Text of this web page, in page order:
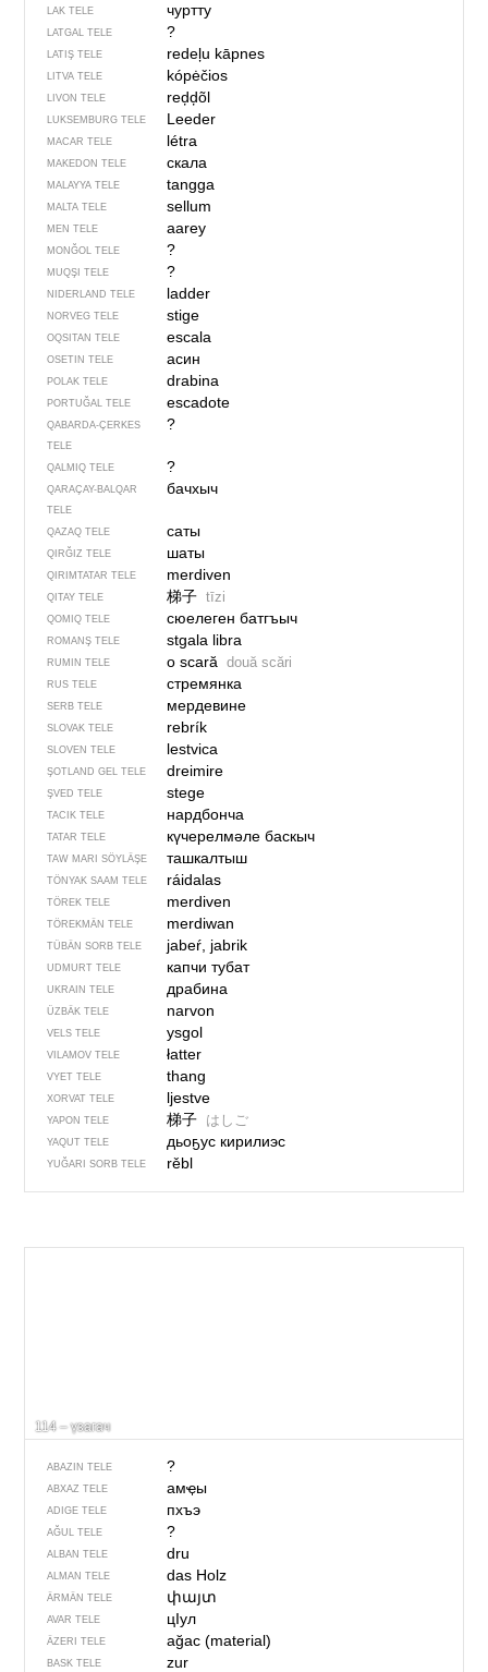
LAK TELE чуртту
LATGAL TELE ?
LATIŞ TELE redeļu kāpnes
LITVA TELE kópėčios
LIVON TELE reḑḑõl
LUKSEMBURG TELE Leeder
MACAR TELE létra
MAKEDON TELE скала
MALAYYA TELE tangga
MALTA TELE sellum
MEN TELE aarey
MONĞOL TELE ?
MUQŞI TELE ?
NIDERLAND TELE ladder
NORVEG TELE stige
OQSITAN TELE escala
OSETIN TELE асин
POLAK TELE drabina
PORTUĞAL TELE escadote
QABARDA-ÇERKES
TELE
?
QALMIQ TELE ?
QARAÇAY-BALQAR
TELE
бачхыч
QAZAQ TELE саты
QIRĞIZ TELE шаты
QIRIMTATAR TELE merdiven
QITAY TELE 梯子 tīzi
QOMIQ TELE сюелеген батгъыч
ROMANŞ TELE stgala libra
RUMIN TELE o scară două scări
RUS TELE стремянка
SERB TELE мердевине
SLOVAK TELE rebrík
SLOVEN TELE lestvica
ŞOTLAND GEL TELE dreimire
ŞVED TELE stege
TACIK TELE нардбонча
TATAR TELE күчерелмәле баскыч
TAW MARI SÖYLÄŞE ташкалтыш
TÖNYAK SAAM TELE ráidalas
TÖREK TELE merdiven
TÖREKMÄN TELE merdiwan
TÜBÄN SORB TELE jabeŕ, jabrik
UDMURT TELE капчи тубат
UKRAIN TELE драбина
ÜZBÄK TELE narvon
VELS TELE ysgol
VILAMOV TELE łatter
VYET TELE thang
XORVAT TELE ljestve
YAPON TELE 梯子 はしご
YAQUT TELE дьоҕус кирилиэс
YUĞARI SORB TELE rěbl
114 – үзагач
ABAZIN TELE ?
ABXAZ TELE амҿы
ADIGE TELE пхъэ
AĞUL TELE ?
ALBAN TELE dru
ALMAN TELE das Holz
ÄRMÄN TELE փայտ
AVAR TELE цIул
ÄZERI TELE ağac (material)
BASK TELE zur